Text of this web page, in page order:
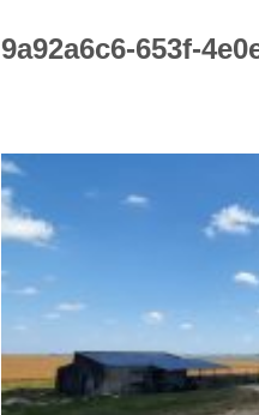
9a92a6c6-653f-